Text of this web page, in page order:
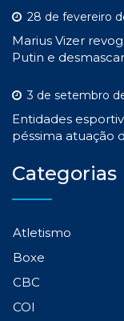
28 de fevereiro
Marius Vizer
Putin e
3 de setembro
Entidades
péssima atuação
Categorias
Atletismo
Boxe
CBC
COI